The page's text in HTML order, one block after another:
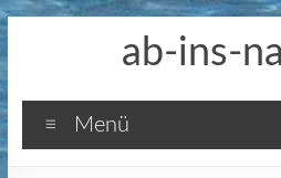
Zum
ab-ins-
Menü